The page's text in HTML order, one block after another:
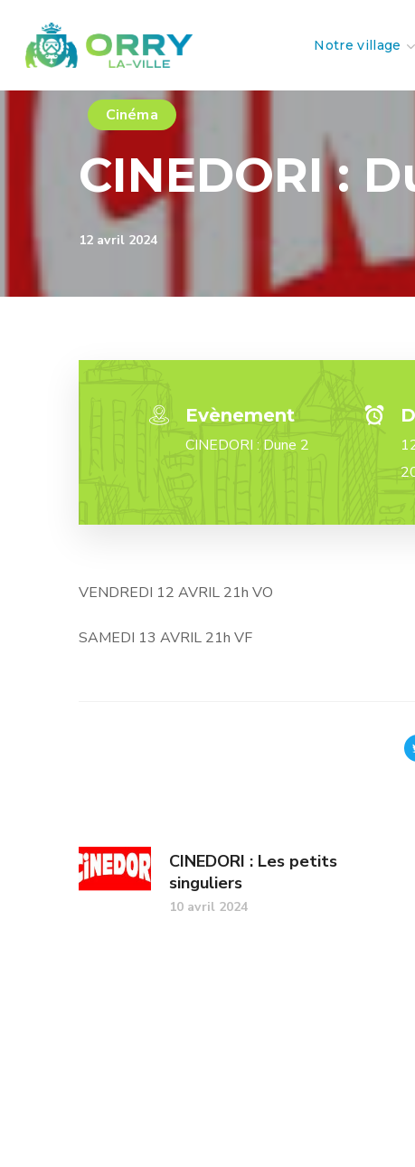
Notre village
Cinéma
CINEDORI :
12 avril 2024
Evènement
CINEDORI : Dune 2
VENDREDI 12 AVRIL 21h VO
SAMEDI 13 AVRIL 21h VF
CINEDORI : Les petits
singuliers
10 avril 2024